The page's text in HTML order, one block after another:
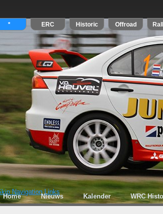
Home Nieuws Kalender WRC